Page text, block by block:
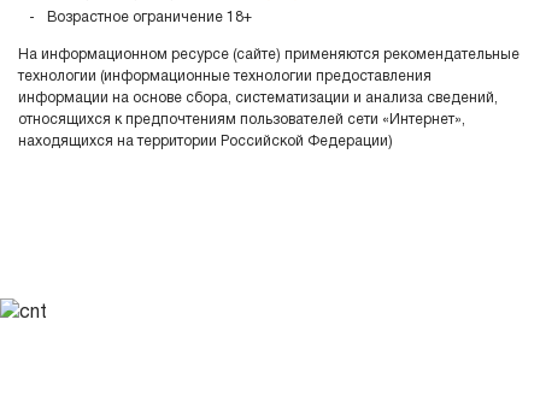
Возрастное ограничение 18+
На информационном ресурсе (сайте) применяются рекомендательные
технологии (информационные технологии предоставления
информации на основе сбора, систематизации и анализа сведений,
относящихся к предпочтениям пользователей сети «Интернет»,
находящихся на территории Российской Федерации)